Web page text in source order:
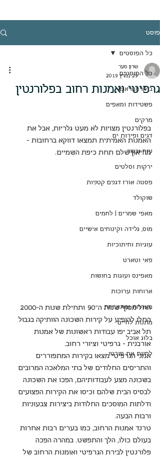
פוסט
כל הפוסטים
בוקר ובראנצ
פשטידות ומאפים
מרקים
דגים ופירות ים
עוף ובשר
ירקות וסלטים
פסטה אורז דגנים קטניות
שוקולד
מאפי שמרים | לחמים
מוס, גלידה וקינוחים אישיים
עוגיות וחיתוכיות
פאי וטארט
מאפינס ועוגות בחושות
ארוחות ערוכות
מארחת ומתארחת
מתנות לחיים
בלוג אוכל
לחיות את פורטו
כל הפוסטים
גרפיטי ואמנות רחוב בפלורנטין
שרון סער
29 במרץ 2019
בפלורנטין מצויות לא מעט גלריות, אבל את
האמנות האמיתית תמצאו דווקא ברחובות -
מוזיאון שלם תחת כיפת השמיים.
החלו להופיע על קירות השכונה הוותיקה בגבול
תל אביב יפו עבודות ראשונות של אמנות
אורבנית – גרפיטי וציורי רחוב.
אמני הגרפיטי מצאו בקירות המתפוררים
והתריסים החלודים של בתי המלאכה המרובים
בשכונה מצע לעבודותיהם, הפכו את השכונה
לבסיס הבית שלהם וכיסו את הקירות הפצועים
ודלתות המוסכים החלודות ביצירות צבעוניות
ורבות הבעה.
טרנד אמנות הרחוב, כמו בערים רבות אחרות
בעולם כולו, הלך והתפשט. במהרה הפכה
פלורנטין לבירת הגרפיטי ואומנות הרחוב של